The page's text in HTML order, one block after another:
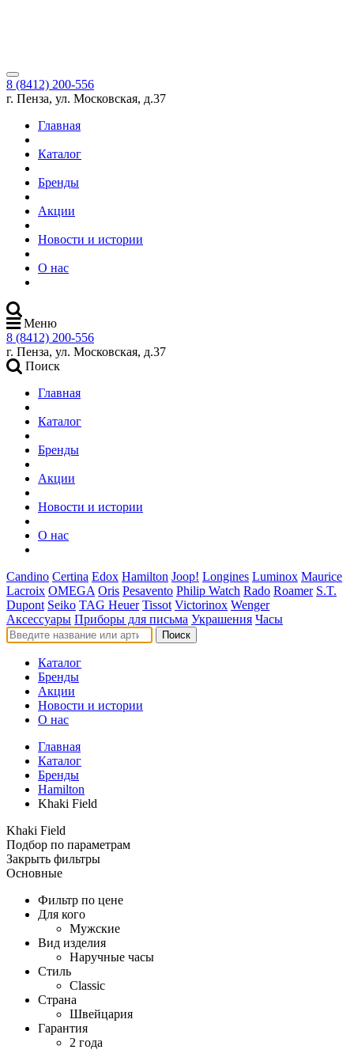
8 (8412) 200-556
г. Пенза, ул. Московская, д.37
Главная
Каталог
Бренды
Акции
Новости и истории
О нас
Меню
8 (8412) 200-556
г. Пенза, ул. Московская, д.37
Поиск
Главная
Каталог
Бренды
Акции
Новости и истории
О нас
Candino Certina Edox Hamilton Joop! Longines Luminox Maurice
Lacroix OMEGA Oris Pesavento Philip Watch Rado Roamer S.T.
Dupont Seiko TAG Heuer Tissot Victorinox Wenger
Аксессуары Приборы для письма Украшения Часы
Поиск
Каталог
Бренды
Акции
Новости и истории
О нас
Главная
Каталог
Бренды
Hamilton
Khaki Field
Khaki Field
Подбор по параметрам
Закрыть фильтры
Основные
Фильтр по цене
Для кого
Мужские
Вид изделия
Наручные часы
Стиль
Classic
Страна
Швейцария
Гарантия
2 года